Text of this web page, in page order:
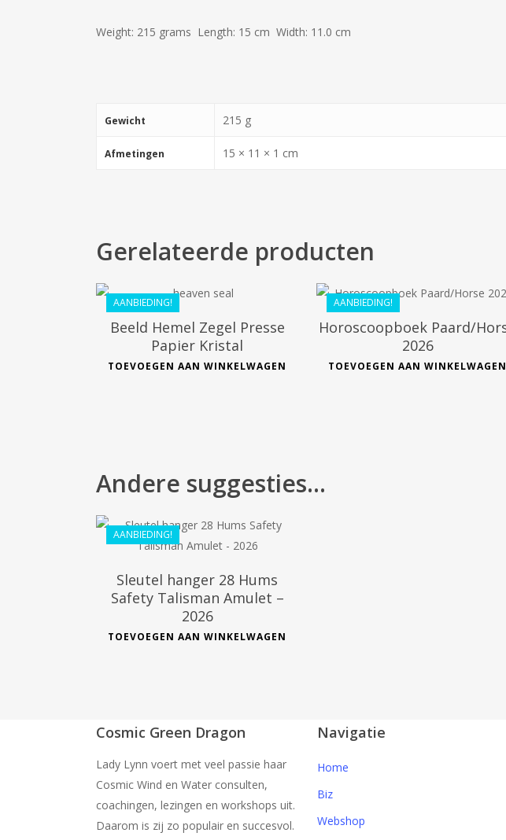
Weight: 215 grams Length: 15 cm Width: 11.0 cm
Gewicht 215 g
Afmetingen 15 × 11 × 1 cm
Gerelateerde producten
AANBIEDING!
€54.99
Beeld Hemel Zegel Presse
Papier Kristal
TOEVOEGEN AAN WINKELWAGEN
AANBIEDING!
Horoscoopboek Paard/
2026
TOEVOEGEN AAN WINKELWAGEN
Andere suggesties…
AANBIEDING!
€ 55.99
Sleutel hanger 28 Hums
Safety Talisman Amulet –
2026
TOEVOEGEN AAN WINKELWAGEN
Cosmic Green Dragon
Lady Lynn voert met veel passie haar
Cosmic Wind en Water consulten,
coachingen, lezingen en workshops uit.
Daarom is zij zo populair en succesvol.
Navigatie
Home
Biz
Webshop